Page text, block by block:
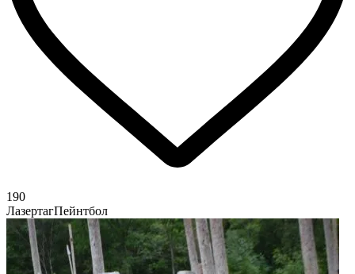
190
ЛазертагПейнтбол